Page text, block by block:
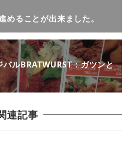
めることが出来ました。
バルBRATWURST：ガツンと
連記事